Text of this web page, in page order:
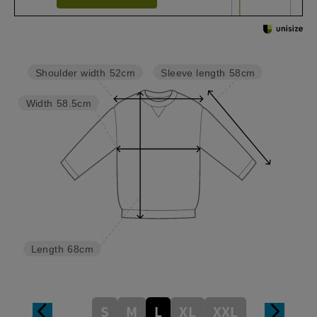
Sleeve length 58cm
Length 68cm
Width 58.5cm
Shoulder width 52cm
S M L XL XXL